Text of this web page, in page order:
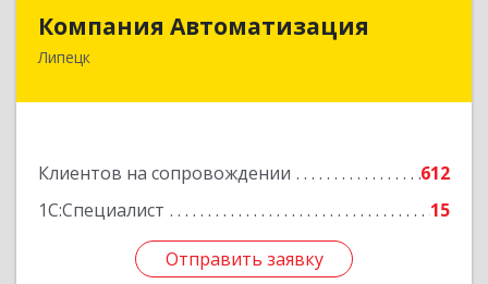
Компания Автоматизация
Липецк
Клиентов на сопровождении
612
1С:Специалист
15
Отправить заявку
398001, Липецкая обл, Липецк г, Победы пл,
Отправить заявку